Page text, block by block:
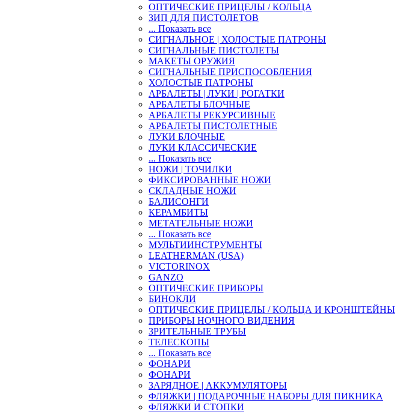
ОПТИЧЕСКИЕ ПРИЦЕЛЫ / КОЛЬЦА
ЗИП ДЛЯ ПИСТОЛЕТОВ
... Показать все
СИГНАЛЬНОЕ | ХОЛОСТЫЕ ПАТРОНЫ
СИГНАЛЬНЫЕ ПИСТОЛЕТЫ
МАКЕТЫ ОРУЖИЯ
СИГНАЛЬНЫЕ ПРИСПОСОБЛЕНИЯ
ХОЛОСТЫЕ ПАТРОНЫ
АРБАЛЕТЫ | ЛУКИ | РОГАТКИ
АРБАЛЕТЫ БЛОЧНЫЕ
АРБАЛЕТЫ РЕКУРСИВНЫЕ
АРБАЛЕТЫ ПИСТОЛЕТНЫЕ
ЛУКИ БЛОЧНЫЕ
ЛУКИ КЛАССИЧЕСКИЕ
... Показать все
НОЖИ | ТОЧИЛКИ
ФИКСИРОВАННЫЕ НОЖИ
СКЛАДНЫЕ НОЖИ
БАЛИСОНГИ
КЕРАМБИТЫ
МЕТАТЕЛЬНЫЕ НОЖИ
... Показать все
МУЛЬТИИНСТРУМЕНТЫ
LEATHERMAN (USA)
VICTORINOX
GANZO
ОПТИЧЕСКИЕ ПРИБОРЫ
БИНОКЛИ
ОПТИЧЕСКИЕ ПРИЦЕЛЫ / КОЛЬЦА И КРОНШТЕЙНЫ
ПРИБОРЫ НОЧНОГО ВИДЕНИЯ
ЗРИТЕЛЬНЫЕ ТРУБЫ
ТЕЛЕСКОПЫ
... Показать все
ФОНАРИ
ФОНАРИ
ЗАРЯДНОЕ | АККУМУЛЯТОРЫ
ФЛЯЖКИ | ПОДАРОЧНЫЕ НАБОРЫ ДЛЯ ПИКНИКА
ФЛЯЖКИ И СТОПКИ